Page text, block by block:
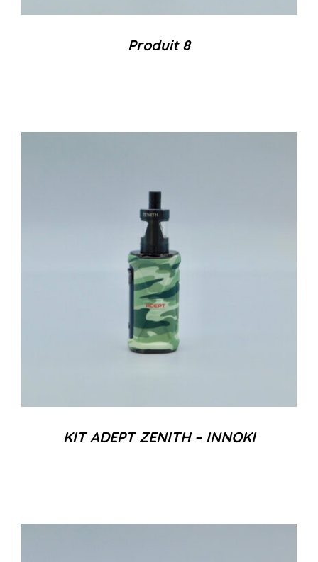
Produit 8
KIT ADEPT ZENITH – INNOKI